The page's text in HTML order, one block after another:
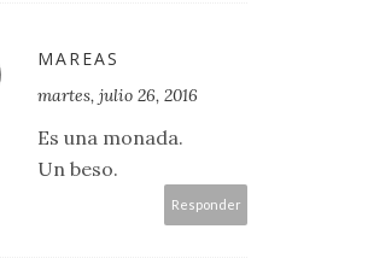
MAREAS
martes, julio 26, 2016
Es una monada.
Un beso.
Responder